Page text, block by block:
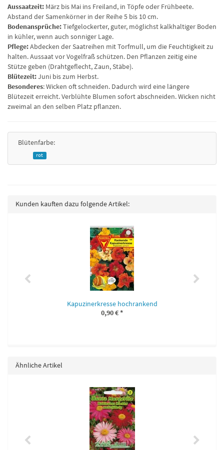
Aussaatzeit: März bis Mai ins Freiland, in Töpfe oder Frühbeete.
Abstand der Samenkörner in der Reihe 5 bis 10 cm.
Bodenansprüche:Tiefgelockerter, guter, möglichst kalkhaltiger Boden
in kühler, wenn auch sonniger Lage.
Pflege:Abdecken der Saatreihen mit Torfmull, um die Feuchtigkeit zu
halten. Aussaat vor Vogelfraß schützen. Den Pflanzen zeitig eine
Stütze geben (Drahtgeflecht, Zaun, Stäbe).
Blütezeit:Juni bis zum Herbst.
Besonderes: Wicken oft schneiden. Dadurch wird eine längere
Blütezeit erreicht. Verblühte Blumen sofort abschneiden. Wicken nicht
zweimal an den selben Platz pflanzen.
Blütenfarbe:
rot
Kunden kauften dazu folgende Artikel:
Kapuzinerkresse hochrankend
0,90 €*
Ähnliche Artikel